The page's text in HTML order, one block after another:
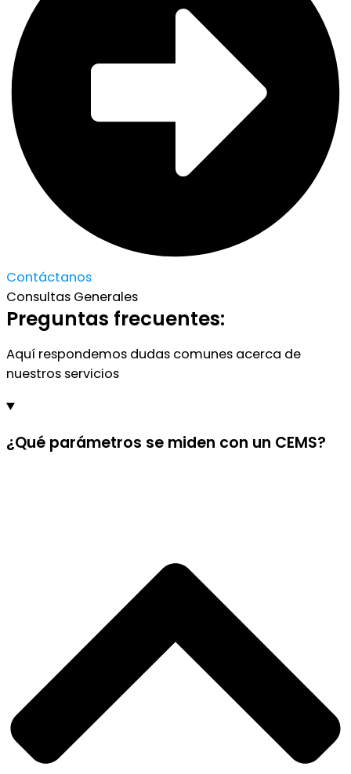
Contáctanos
Consultas Generales
Preguntas frecuentes:
Aquí respondemos dudas comunes acerca de
nuestros servicios
¿Qué parámetros se miden con un CEMS?